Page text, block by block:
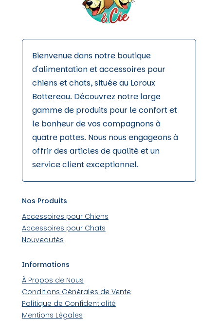
Bienvenue dans notre boutique
d'alimentation et accessoires pour
chiens et chats, située au Loroux
Bottereau. Découvrez notre large
gamme de produits pour le confort et
le bonheur de vos compagnons à
quatre pattes. Nous nous engageons à
offrir des articles de qualité et un
service client exceptionnel.
Nos Produits
Accessoires pour Chiens
Accessoires pour Chats
Nouveautés
Informations
À Propos de Nous
Conditions Générales de Vente
Politique de Confidentialité
Mentions Légales